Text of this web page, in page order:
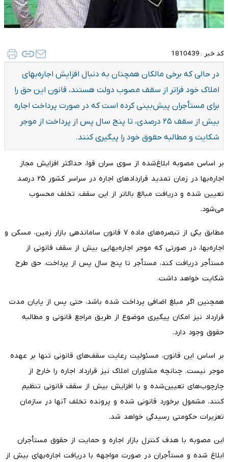
کد خبر : 1810439
در حالی که برخی مالکان همچنان به دنبال افزایش اجاره‌بهای
املاک خود فراتر از سقف مصوب دولت هستند، قانون این حق را
برای مستأجران پیش‌بینی کرده است که در صورت پرداخت اجاره
بیش از سقف ۲۵ درصدی، تا پنج سال پس از پرداخت از موجر
شکایت و مطالبه حقوق خود را پیگیری کنند.
بر اساس مصوبه ابلاغ‌شده از سوی سران قوا، حداکثر افزایش مجاز
اجاره‌بها در زمان تمدید قراردادهای اجاره در سراسر کشور ۲۵ درصد
تعیین شده و دریافت مبالغ بالاتر از این سقف، تخلف محسوب
می‌شود.
مطابق یکی از تبصره‌های ماده ۷ قانون ساماندهی بازار زمین، مسکن و
اجاره‌بها، در صورتی که موجر اجاره‌بهایی بیش از سقف قانونی از
مستأجر دریافت کند، مستأجر تا پنج سال پس از پرداخت، حق طرح
شکایت خواهد داشت.
همچنین اگر مبلغ اضافی پرداخت شده باشد، حتی پس از پایان مدت
قرارداد نیز امکان پیگیری موضوع از طریق مراجع قانونی و مطالبه
حقوق وجود دارد.
بر اساس این قانون، مسئولیت رعایت سقف‌های قانونی تنها بر عهده
موجر نیست. چنانچه مشاوران املاک نیز قرارداد اجاره را خارج از
چارچوب‌های تعیین‌شده و با افزایش بیش از سقف قانونی تنظیم
کنند، مشمول برخورد قانونی شده و پرونده تخلف آنها در سازمان
تعزیرات حکومتی رسیدگی خواهد شد.
این مصوبه با هدف کنترل بازار اجاره و حمایت از حقوق مستأجران
ابلاغ شده و مستأجران در صورت مواجهه با دریافت اجاره‌بهای بیش از